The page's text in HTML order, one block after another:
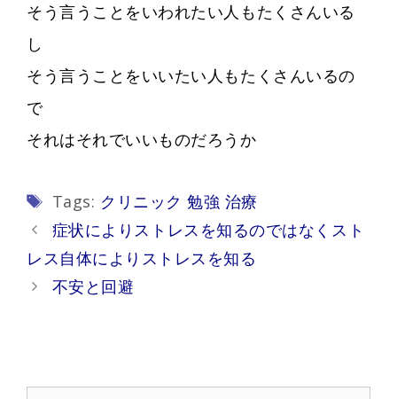
そう言うことをいわれたい人もたくさんいる
し
そう言うことをいいたい人もたくさんいるの
で
それはそれでいいものだろうか
Tags
Tags: クリニック 勉強 治療
Post
navigation
症状によりストレスを知るのではなくスト
レス自体によりストレスを知る
不安と回避